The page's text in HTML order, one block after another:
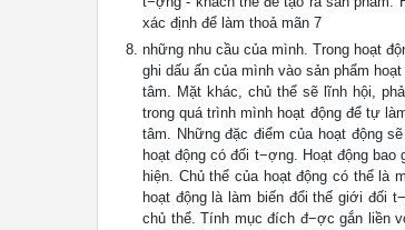
xác định để làm thoả mãn 7
những nhu cầu của mình. Trong hoạt
ghi dấu ấn của mình vào sản phẩm
tâm. Mặt khác, chủ thể sẽ lĩnh hội,
trong quá trình mình hoạt động để tự
tâm. Những đặc điểm của hoạt động
hoạt động có đối t−ợng. Hoạt động
hiện. Chủ thể của hoạt động có thể là
hoạt động là làm biến đổi thế giới đối
chủ thể. Tính mục đích đ−ợc gắn liền